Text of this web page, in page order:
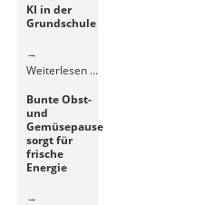
KI in der
Grundschule
Weiterlesen …KI
Bunte Obst-
und
Gemüsepause
sorgt für
frische
Energie